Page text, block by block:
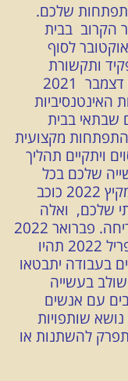
שלכם.
הקרוב בבית
לסוף
ותקשורת
במיטבה. מעבר מאדים למזל קשת בין דצמבר 2021
האינטנסיביות
שבתאי בבית
מקצועית
ויתקיים תהליך
שלכם בכל
הדרכים האפשרויות עד מרץ 2023. מקיץ 2022 כוכב
שלכם, ואלה
מכם היוצרים בכל התחומים ייהנו מפריחה. פברואר 2022
מטיב עם שיפור כלכלי שלכם. מרץ-אפריל 2022 תהיו
בעבודה יתבטאו
בעשייה
עם אנשים
שותפויות
להשתנות או